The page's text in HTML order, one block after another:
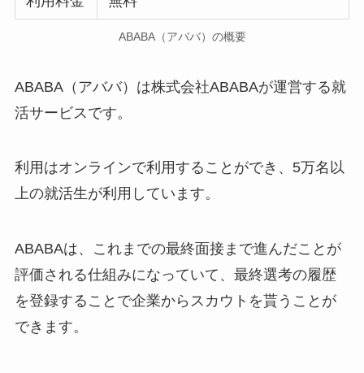
ABABA（アババ）の概要
ABABA（アババ）は株式会社ABABAが運営する就
活サービスです。
利用はオンラインで利用することができ、5万名以
上の就活生が利用しています。
ABABAは、これまでの最終面接まで進んだことが
評価される仕組みになっていて、最終選考の履歴
を登録することで企業からスカウトを貰うことが
できます。